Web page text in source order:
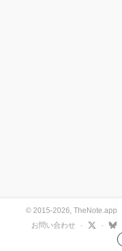
© 2015-2026, TheNote.app
お問い合わせ
· ·